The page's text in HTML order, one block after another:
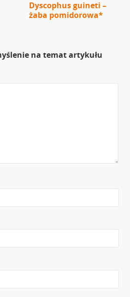
Dyscophus guineti –
żaba pomidorowa*
na temat artykułu